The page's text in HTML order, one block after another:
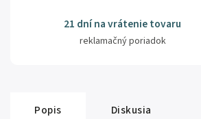
21 dní na vrátenie tovaru
reklamačný poriadok
Popis Diskusia